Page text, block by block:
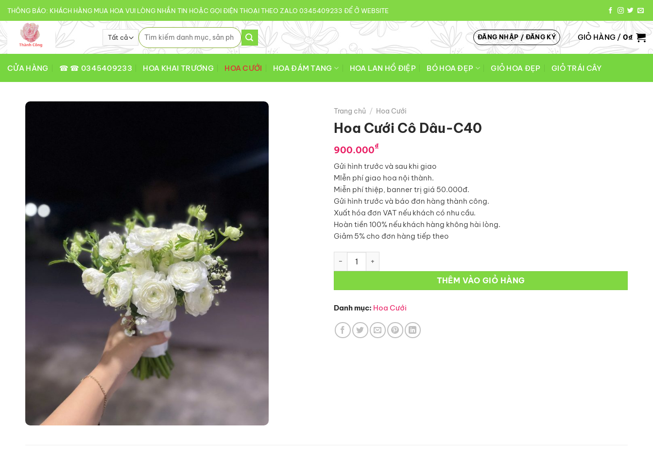
nội
dung
THÔNG BÁO: KHÁCH HÀNG MUA HOA VUI LÒNG NHẮN TIN HOẶC GỌI ĐIỆN THOẠI THEO ZALO 0345409233 ĐỂ Ở WEBSITE
Tìm
kiếm:
ĐĂNG NHẬP / ĐĂNG KÝ GIỎ HÀNG /0₫
CỬA HÀNG ☎ ☎ 0345409233 HOA KHAI TRƯƠNG HOA CƯỚI HOA ĐÁM TANG HOA LAN HỒ ĐIỆP BÓ HOA ĐẸP GIỎ HOA ĐẸP GIỎ TRÁI CÂY
Trang chủ / Hoa Cưới
Hoa Cưới Cô Dâu-C40
900.000₫
Gửi hình trước và sau khi giao
MIễn phí giao hoa nội thành.
Miễn phí thiệp, banner trị giá 50.000đ.
Gửi hình trước và báo đơn hàng thành công.
Xuất hóa đơn VAT nếu khách có nhu cầu.
Hoàn tiền 100% nếu khách hàng không hài lòng.
Giảm 5% cho đơn hàng tiếp theo
Hoa Cưới Cô Dâu-C40 số lượng
THÊM VÀO GIỎ HÀNG
Danh mục: Hoa Cưới